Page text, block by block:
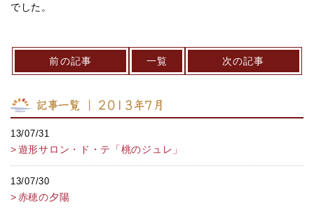
でした。
前の記事 一覧 次の記事
記事一覧 ｜ 2013年7月
13/07/31
遊形サロン・ド・テ「桃のジュレ」
13/07/30
赤穂の夕陽